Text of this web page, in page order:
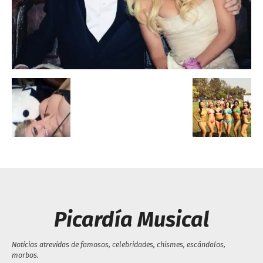
Escandalos,Morbo,
Picardía Musical
Noticias atrevidas de famosos, celebridades, chismes, escándalos,
morbos.